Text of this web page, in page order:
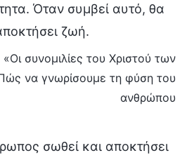
Όταν συμβεί αυτό, θα
ζωή.
συνομιλίες του Χριστού των
να γνωρίσουμε τη φύση του
ανθρώπου
σωθεί και αποκτήσει